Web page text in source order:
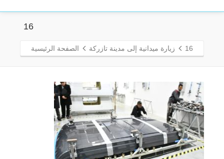
16
16 زيارة ميدانية إلى مدينة تازركة الصفحة الرئيسية